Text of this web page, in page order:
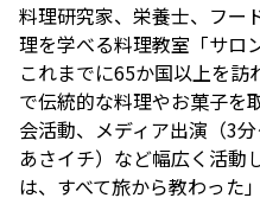
料理研究家、栄養士、フー
理を学べる料理教室「サロ
これまでに65か国以上を
で伝統的な料理やお菓子を
会活動、メディア出演（3
あさイチ）など幅広く活動
は、すべて旅から教わった